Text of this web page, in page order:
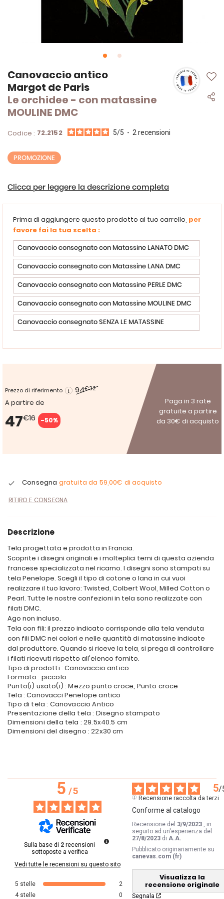
Canovaccio antico
Margot de Paris
Le orchidee - con matassine
MOULINE DMC
Codice : 72.2152 5/5 - 2 recensioni
PROMOZIONE
Clicca per leggere la descrizione completa
Prima di aggiungere questo prodotto al tuo carrello, per
favore fai la tua scelta :
Canovaccio consegnato con Matassine LANATO DMC
Canovaccio consegnato con Matassine LANA DMC
Canovaccio consegnato con Matassine PERLE DMC
Canovaccio consegnato con Matassine MOULINE DMC
Canovaccio consegnato SENZA LE MATASSINE
Prezzo di riferimento 94€32
A partire de
47€16 -50%
Paga in 3 rate
gratuite a partire
da 30€ di acquisto
Consegna gratuita da 59,00€ di acquisto
RITIRO E CONSEGNA
Vai
all'inizio
della
galleria
di
Descrizione
Tela progettata e prodotta in Francia.
Scoprite i disegni originali e i molteplici temi di questa azienda
francese specializzata nel ricamo. I disegni sono stampati su
tela Penelope. Scegli il tipo di cotone o lana in cui vuoi
realizzare il tuo lavoro: Twisted, Colbert Wool, Milled Cotton o
Pearl. Tutte le nostre confezioni in tela sono realizzate con
filati DMC.
Ago non incluso.
Tela con fili: il prezzo indicato corrisponde alla tela venduta
con fili DMC nei colori e nelle quantità di matassine indicate
dal produttore. Quando si riceve la tela, si prega di controllare
i filati ricevuti rispetto all'elenco fornito.
Tipo di prodotti : Canovaccio antico
Formato : piccolo
Punto(i) usato(i) : Mezzo punto croce, Punto croce
Tela : Canovacci Penelope antico
Tipo di tela : Canovaccio Antico
Presentazione della tela : Disegno stampato
Dimensioni della tela : 29.5x40.5 cm
Dimensioni del disegno : 22x30 cm
5/5
Sulla base di 2 recensioni
sottoposte a verifica
Vedi tutte le recensioni su questo sito
5 stelle
2
4 stelle 0
5/
Recensione raccolta da terzi
Conforme al catalogo
Recensione del 3/9/2023
, in
seguito ad un'esperienza del
27/8/2023 di A.A.
Pubblicato originariamente su
canevas.com (fr)
Visualizza la
recensione originale
Segnala